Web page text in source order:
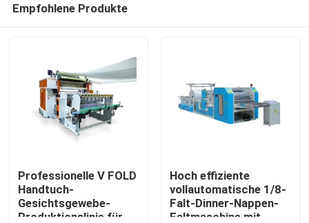
Empfohlene Produkte
Professionelle V FOLD
Handtuch-
Gesichtsgewebe-
Produktionslinie für
Hoch effiziente
vollautomatische 1/8-
Falt-Dinner-Nappen-
Faltmaschine mit